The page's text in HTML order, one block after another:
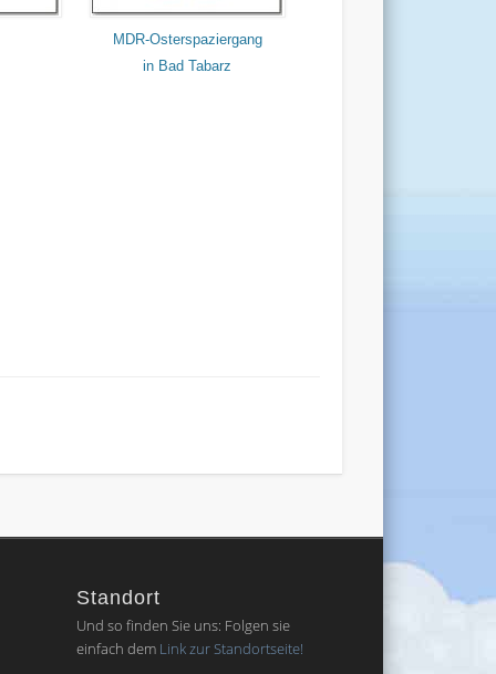
MDR-Osterspaziergang
in Bad Tabarz
Standort
Und so finden Sie uns: Folgen sie
einfach dem Link zur Standortseite!